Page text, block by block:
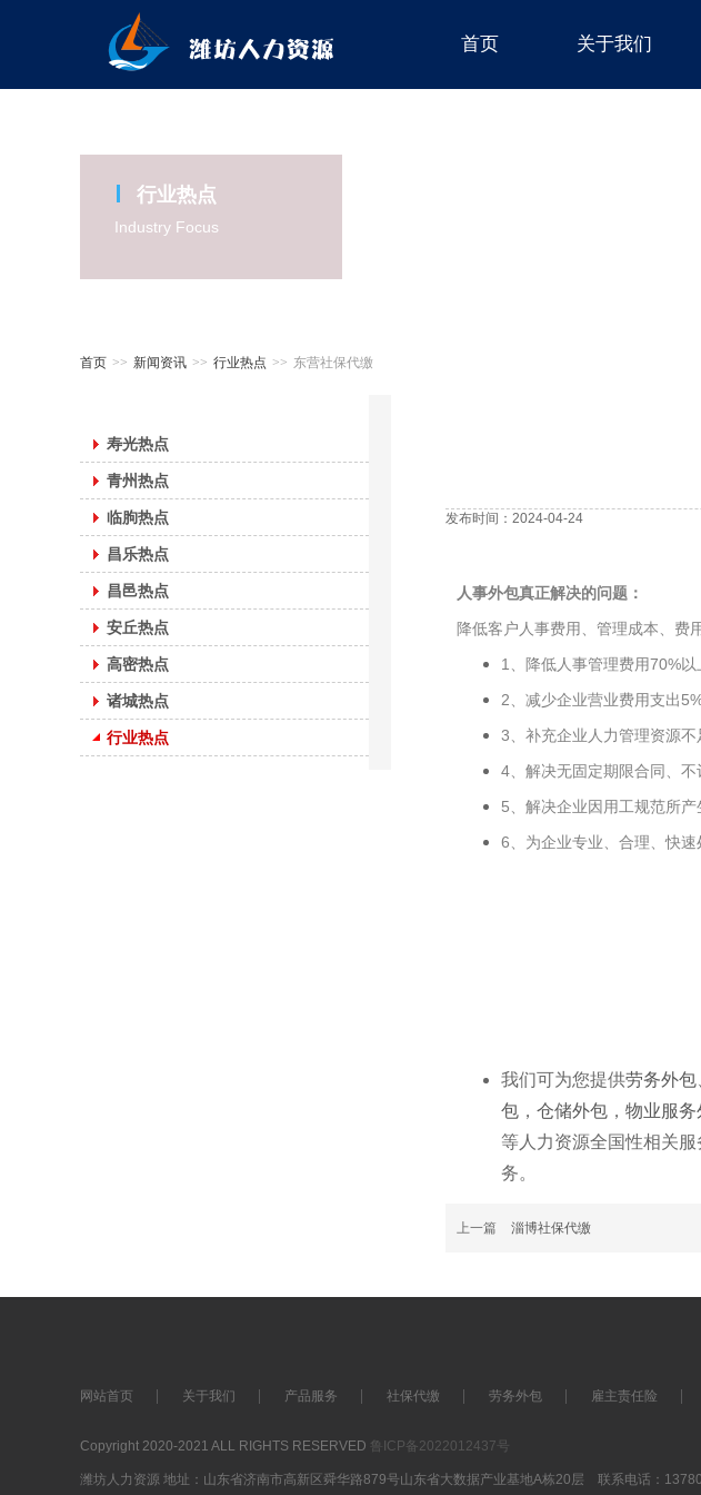
首页 关于我们
行业热点
Industry Focus
首页 >> 新闻资讯 >> 行业热点 >> 东营社保代缴
寿光热点
青州热点
临朐热点
昌乐热点
昌邑热点
安丘热点
高密热点
诸城热点
行业热点
发布时间：2024-04-24
人事外包真正解决的问题：
降低客户人事费用、管理成本、费
1、降低人事管理费用70%以
2、减少企业营业费用支出
3、补充企业人力管理资源不
4、解决无固定期限合同、不
5、解决企业因用工规范所
6、为企业专业、合理、快
我们可为您提供劳务外包
包 ， 仓储外包 ， 物业服务
等人力资源全国性相关服
务。
上一篇 淄博社保代缴
网站首页 关于我们 产品服务 社保代缴 劳务外包 雇主责任险
Copyright 2020-2021 ALL RIGHTS RESERVED 鲁ICP备2022012437号
潍坊人力资源 地址：山东省济南市高新区舜华路879号山东省大数据产业基地A栋20层 联系电话：